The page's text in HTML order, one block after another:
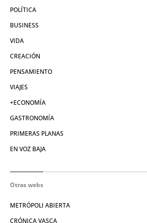
POLÍTICA
BUSINESS
VIDA
CREACIÓN
PENSAMIENTO
VIAJES
+ECONOMÍA
GASTRONOMÍA
PRIMERAS PLANAS
EN VOZ BAJA
Otras webs
METRÓPOLI ABIERTA
CRÓNICA VASCA